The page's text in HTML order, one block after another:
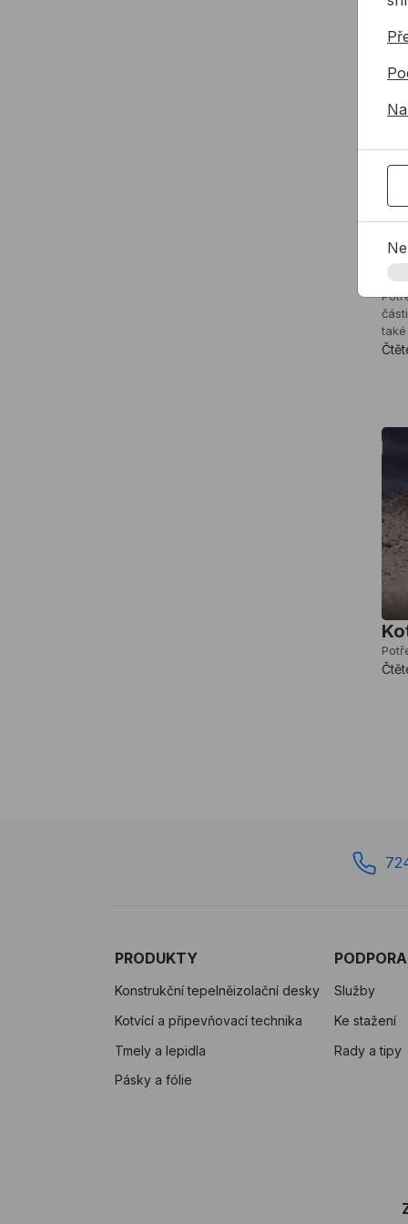
PRODUKTY
Konstrukční tepelněizolační desky
Kotvící a připevňovací technika
Tmely a lepidla
Pásky a fólie
PODPORA
Služby
Ke stažení
Rady a tipy